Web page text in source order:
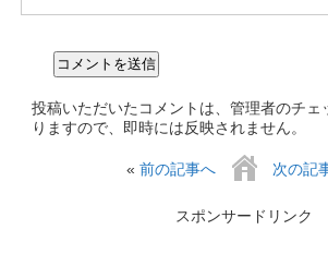
投稿いただいたコメントは、管理者のチェ
りますので、即時には反映されません。
« 前の記事へ 次の記
スポンサードリンク